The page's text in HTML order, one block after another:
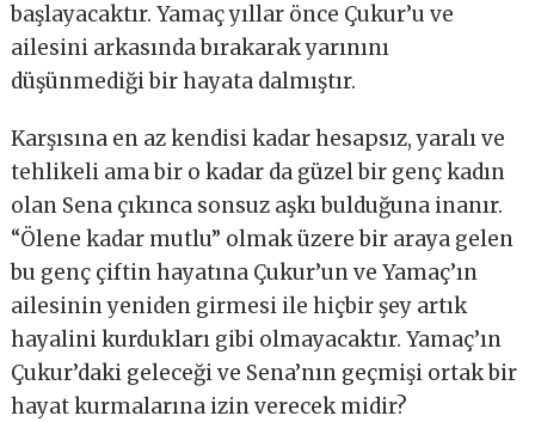
başlayacaktır. Yamaç yıllar önce Çukur’u ve
ailesini arkasında bırakarak yarınını
düşünmediği bir hayata dalmıştır.
Karşısına en az kendisi kadar hesapsız, yaralı ve
tehlikeli ama bir o kadar da güzel bir genç kadın
olan Sena çıkınca sonsuz aşkı bulduğuna inanır.
“Ölene kadar mutlu” olmak üzere bir araya gelen
bu genç çiftin hayatına Çukur’un ve Yamaç’ın
ailesinin yeniden girmesi ile hiçbir şey artık
hayalini kurdukları gibi olmayacaktır. Yamaç’ın
Çukur’daki geleceği ve Sena’nın geçmişi ortak bir
hayat kurmalarına izin verecek midir?